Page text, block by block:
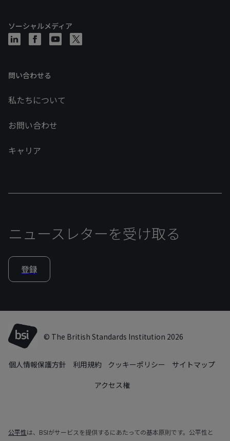
ソーシャルメディア
問い合わせる
私たちについて
お問い合わせ
キャリア
ニュースレターを受け取る
登録
© The British Standards Institution 2026
個人情報保護方針 利用規約 クッキーポリシー
サイトマップ
アクセス権
公平性は、BSIがサービスを提供するにあたっての基本原則です。公平性と